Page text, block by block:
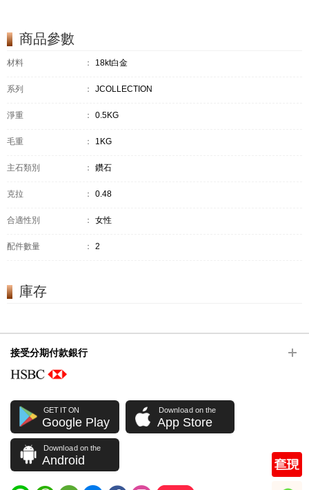
商品參數
材料 ： 18kt白金
系列 ： JCOLLECTION
淨重 ： 0.5KG
毛重 ： 1KG
主石類別 ： 鑽石
克拉 ： 0.48
合適性別 ： 女性
配件數量 ： 2
庫存
接受分期付款銀行
GET IT ON
Google Play
Download on the
App Store
Download on the
Android